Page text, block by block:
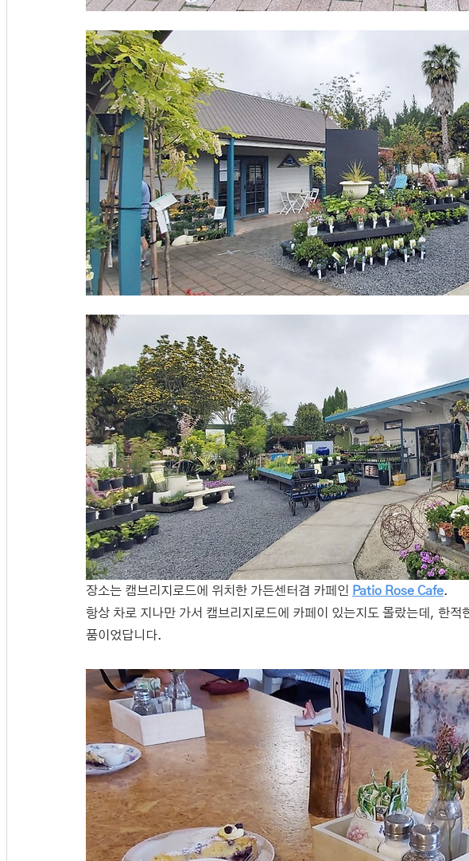
장소는 캠브리지로드에 위치한 가든센터겸 카페인 Patio Rose Cafe.
항상 차로 지나만 가서 캠브리지로드에 카페이 있는지도 몰랐는데, 한적
품이었답니다.